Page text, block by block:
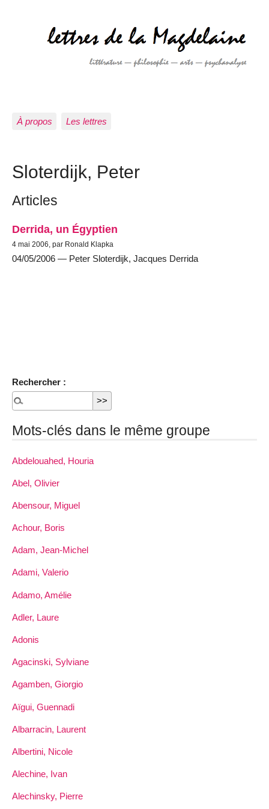
À propos Les lettres
Sloterdijk, Peter
Articles
Derrida, un Égyptien
4 mai 2006, par Ronald Klapka
04/05/2006 — Peter Sloterdijk, Jacques Derrida
Rechercher :
Mots-clés dans le même groupe
Abdelouahed, Houria
Abel, Olivier
Abensour, Miguel
Achour, Boris
Adam, Jean-Michel
Adami, Valerio
Adamo, Amélie
Adler, Laure
Adonis
Agacinski, Sylviane
Agamben, Giorgio
Aïgui, Guennadi
Albarracin, Laurent
Albertini, Nicole
Alechine, Ivan
Alechinsky, Pierre